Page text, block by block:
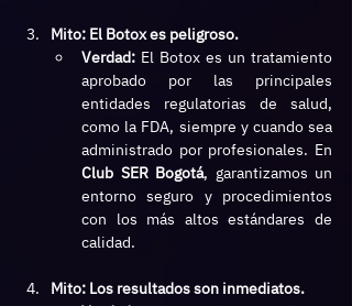
Mito: El Botox es peligroso.
Verdad: El Botox es un tratamiento
aprobado por las principales
entidades regulatorias de salud,
como la FDA, siempre y cuando sea
Club SER Bogotá, garantizamos un
entorno seguro y procedimientos
con los más altos estándares de
calidad.
Mito: Los resultados son inmediatos.